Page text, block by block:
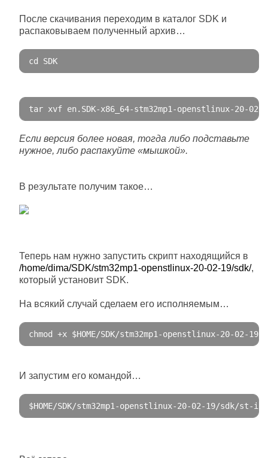
После скачивания переходим в каталог SDK и
распаковываем полученный архив…
cd SDK
tar xvf en . SDK-x86_64-stm32mp1 -openstlinux-20-02
Если версия более новая, тогда либо подставьте
нужное, либо распакуйте «мышкой».
В результате получим такое…
Теперь нам нужно запустить скрипт находящийся в
/home/dima/SDK/stm32mp1-openstlinux-20-02-19/sdk/,
который установит SDK.
На всякий случай сделаем его исполняемым…
chmod +x $HOME/SDK/stm32mp1 -openstlinux-20-02-19
И запустим его командой…
$HOME/SDK/stm32mp1 -openstlinux-20-02-19/sdk/st-